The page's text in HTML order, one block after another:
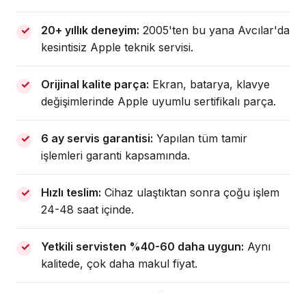
20+ yıllık deneyim: 2005'ten bu yana Avcılar'da
kesintisiz Apple teknik servisi.
Orijinal kalite parça: Ekran, batarya, klavye
değişimlerinde Apple uyumlu sertifikalı parça.
6 ay servis garantisi: Yapılan tüm tamir
işlemleri garanti kapsamında.
Hızlı teslim: Cihaz ulaştıktan sonra çoğu işlem
24-48 saat içinde.
Yetkili servisten %40-60 daha uygun: Aynı
kalitede, çok daha makul fiyat.